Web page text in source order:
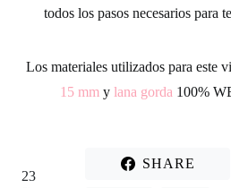
todos los pasos necesarios para
Los materiales utilizados para este
15 mmy lana gorda 100%
23
SHARE